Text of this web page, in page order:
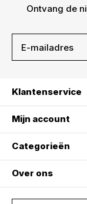
Ontvang de
Klantenservice
Mijn account
Categorieën
Over ons